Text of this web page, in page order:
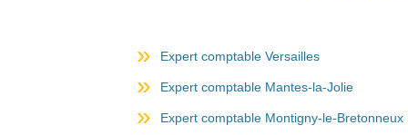
Expert comptable Versailles
Expert comptable Mantes-la-Jolie
Expert comptable Montigny-le-Bretonneux